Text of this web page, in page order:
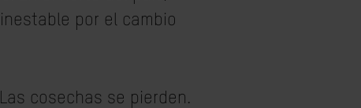
por el cambio
cosechas se pierden.